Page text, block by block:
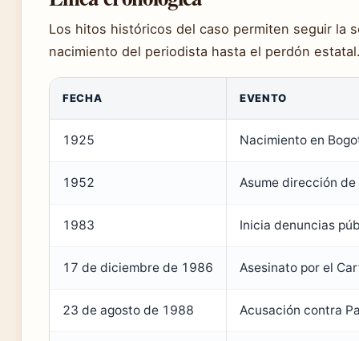
Los hitos históricos del caso permiten seguir la
nacimiento del periodista hasta el perdón
FECHA EVENTO
1925 Nacimiento en
1952 Asume dirección
1983 Inicia denuncias
17 de diciembre de 1986 Asesinato por el
23 de agosto de 1988 Acusación contra